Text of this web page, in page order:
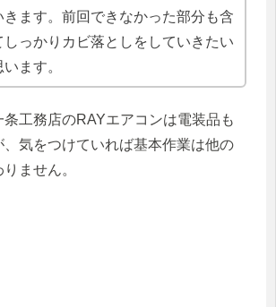
きます。前回できなかった部分も含
しっかりカビ落としをしていきたい
います。
工務店のRAYエアコンは電装品も
気をつけていれば基本作業は他の
ません。